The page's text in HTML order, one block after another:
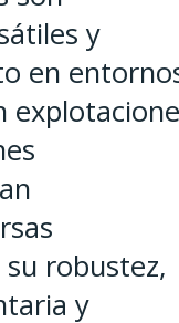
y
en
robustez,
y